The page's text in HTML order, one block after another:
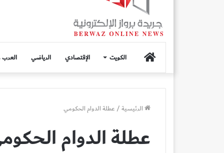
الصفحة
الرئيسية
الكويت الإقتصادي الرياضي العرب
الرئيسية/عطلة الدوام الحكومي
عطلة الدوام